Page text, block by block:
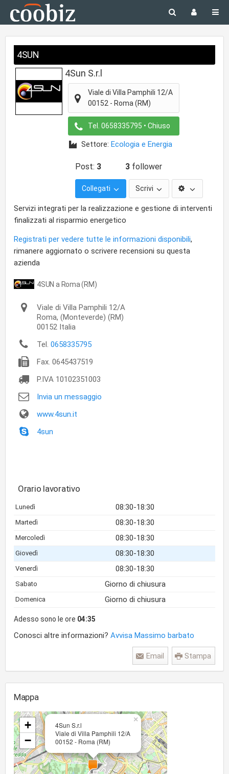
4SUN
4Sun S.r.l
Viale di Villa Pamphili 12/A
00152 - Roma (RM)
Tel. 0658335795 • Chiuso
Settore: Ecologia e Energia
Post: 3 3 follower
Collegati Scrivi
Servizi integrati per la realizzazione e gestione di interventi
finalizzati al risparmio energetico
Registrati per vedere tutte le informazioni disponibili,
rimanere aggiornato o scrivere recensioni su questa
azienda
4SUN a Roma (RM)
Viale di Villa Pamphili 12/A
Roma, (Monteverde) (RM)
00152 Italia
Tel. 0658335795
Fax. 0645437519
P.IVA 10102351003
Invia un messaggio
www.4sun.it
4sun
Orario lavorativo
Lunedì 08:30-18:30
Martedì 08:30-18:30
Mercoledì 08:30-18:30
Giovedì 08:30-18:30
Venerdì 08:30-18:30
Sabato Giorno di chiusura
Domenica Giorno di chiusura
Adesso sono le ore 04:35
Conosci altre informazioni? Avvisa Massimo barbato
Stampa
Email
Mappa
4Sun S.r.l
Viale di Villa Pamphili 12/A
00152 - Roma (RM)
×
+
−